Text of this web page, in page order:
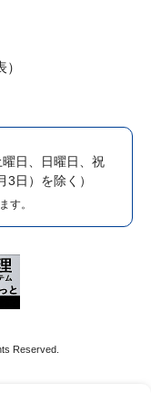
曜日、日曜日、祝
日）を除く）
す。
Reserved.